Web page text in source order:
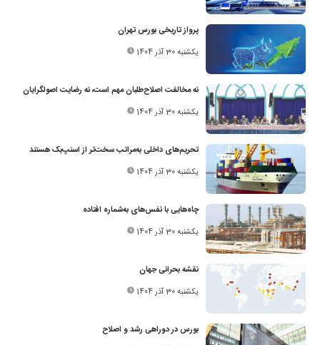
پرواز تاریخی بورس تهران
یکشنبه 30 آذر 1404
نه مخالفت اصلاح‌طلبان مهم است، نه رضایت اصولگرایان
یکشنبه 30 آذر 1404
تحریم‌های داخلی به‌مراتب سخت‌تر از اسنپ‌بک هستند
یکشنبه 30 آذر 1404
چاه‌هایی با نفس‌های به‌شماره ‌افتاده
یکشنبه 30 آذر 1404
نقشه بحرانی جهان
یکشنبه 30 آذر 1404
بورس در دوراهی رشد و اصلاح